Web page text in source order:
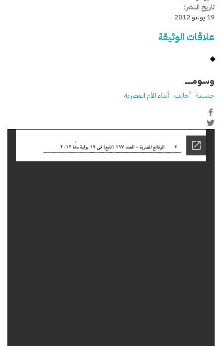
تاريخ النشر:
19 يوليو 2012
علاقات الوثيقة
وسومـــــ
جنسية أجانب أبناء الأم المصرية